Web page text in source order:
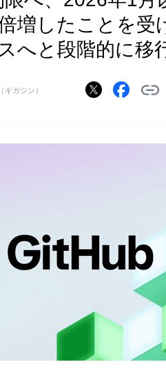
増したことを受
へと段階的に移
ギガジン）